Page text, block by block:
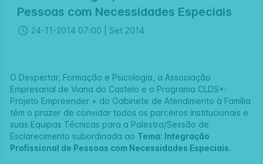
Pessoas com Necessidades Especiais
24-11-2014 07:00 | Set 2014
O Despertar, Formação e Psicologia, a Associação
Empresarial de Viana do Castelo e o Programa CLDS+:
Projeto Empreender + do Gabinete de Atendimento à Família
têm o prazer de convidar todos os parceiros institucionais e
suas Equipas Técnicas para a Palestra/Sessão de
Esclarecimento subordinada ao Tema: Integração
Profissional de Pessoas com Necessidades Especiais.